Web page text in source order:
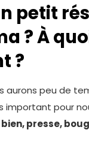
petit
? À
?
peu de
pour
presse,